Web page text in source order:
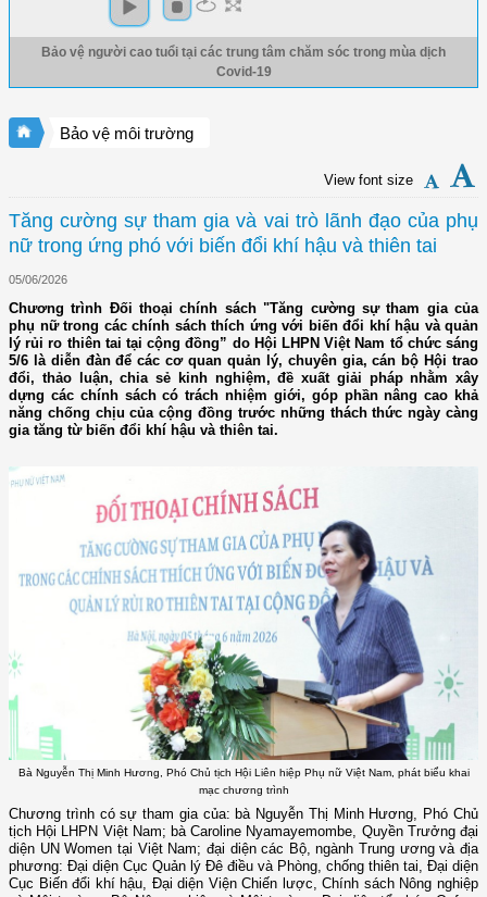
Bảo vệ người cao tuổi tại các trung tâm chăm sóc trong mùa dịch
Covid-19
Bảo vệ môi trường
View font size
Tăng cường sự tham gia và vai trò lãnh đạo của phụ
nữ trong ứng phó với biến đổi khí hậu và thiên tai
05/06/2026
Chương trình Đối thoại chính sách "Tăng cường sự tham gia của
phụ nữ trong các chính sách thích ứng với biến đổi khí hậu và quản
lý rủi ro thiên tai tại cộng đồng” do Hội LHPN Việt Nam tổ chức sáng
5/6 là diễn đàn để các cơ quan quản lý, chuyên gia, cán bộ Hội trao
đổi, thảo luận, chia sẻ kinh nghiệm, đề xuất giải pháp nhằm xây
dựng các chính sách có trách nhiệm giới, góp phần nâng cao khả
năng chống chịu của cộng đồng trước những thách thức ngày càng
gia tăng từ biến đổi khí hậu và thiên tai.
Bà Nguyễn Thị Minh Hương, Phó Chủ tịch Hội Liên hiệp Phụ nữ Việt Nam, phát biểu khai
mạc chương trình
Chương trình có sự tham gia của: bà Nguyễn Thị Minh Hương, Phó Chủ
tịch Hội LHPN Việt Nam; bà Caroline Nyamayemombe, Quyền Trưởng đại
diện UN Women tại Việt Nam; đại diện các Bộ, ngành Trung ương và địa
phương: Đại diện Cục Quản lý Đê điều và Phòng, chống thiên tai, Đại diện
Cục Biến đổi khí hậu, Đại diện Viện Chiến lược, Chính sách Nông nghiệp